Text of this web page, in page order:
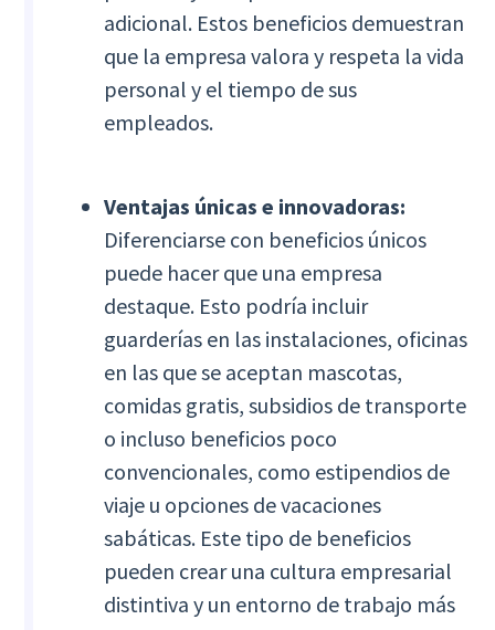
adicional. Estos beneficios demuestran
que la empresa valora y respeta la vida
personal y el tiempo de sus
empleados.
Ventajas únicas e innovadoras:
Diferenciarse con beneficios únicos
puede hacer que una empresa
destaque. Esto podría incluir
guarderías en las instalaciones, oficinas
en las que se aceptan mascotas,
comidas gratis, subsidios de transporte
o incluso beneficios poco
convencionales, como estipendios de
viaje u opciones de vacaciones
sabáticas. Este tipo de beneficios
pueden crear una cultura empresarial
distintiva y un entorno de trabajo más